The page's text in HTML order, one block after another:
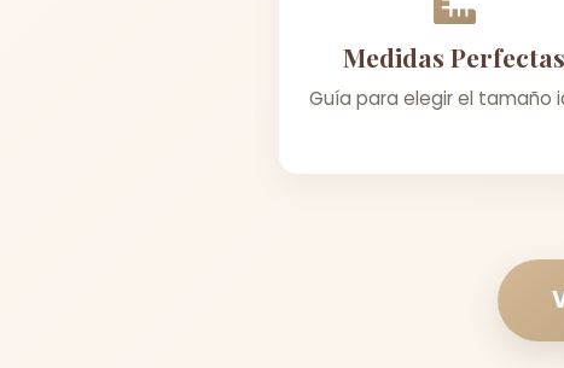
Medidas Perfectas
Guía para elegir el tamaño